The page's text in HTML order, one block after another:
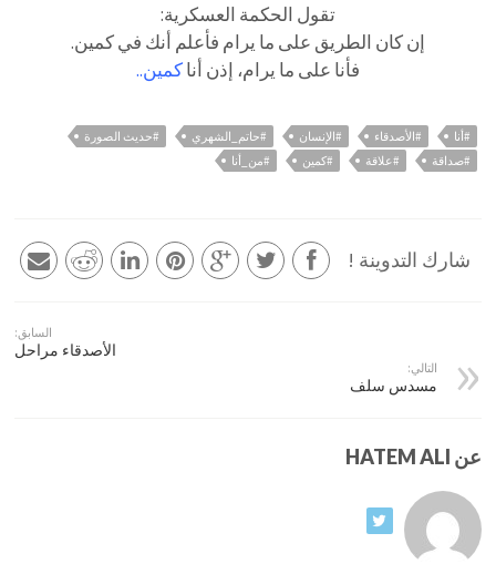
تقول الحكمة العسكرية:
إن كان الطريق على ما يرام فأعلم أنك في كمين.
فأنا على ما يرام، إذن أناكمين..
#أنا #الأصدقاء #الإنسان #حاتم_الشهري
#حديث الصورة
#صداقة
#علاقة #كمين #من_أنا
شارك التدوينة !
السابق:
الأصدقاء مراحل
التالي:
مسدس سلف
عن HATEM ALI